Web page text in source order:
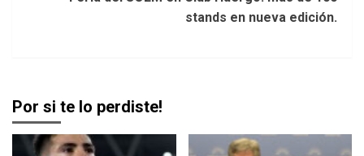
stands en nueva edición.
Por si te lo perdiste!